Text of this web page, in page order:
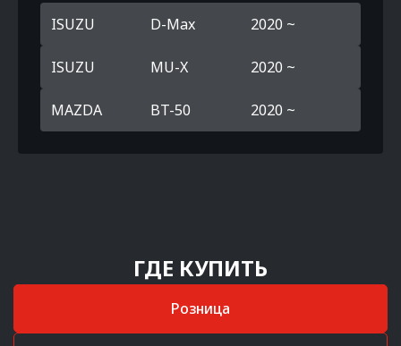
ISUZU D-Max 2020 ~
ISUZU MU-X 2020 ~
MAZDA BT-50 2020 ~
ГДЕ КУПИТЬ
Розница